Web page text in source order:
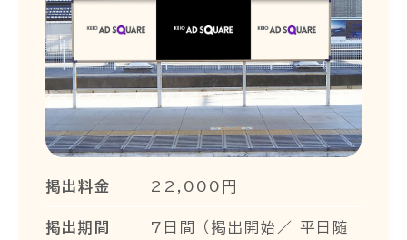
掲出料金 22,000円
掲出期間
7日間 （掲出開始／ 平日随